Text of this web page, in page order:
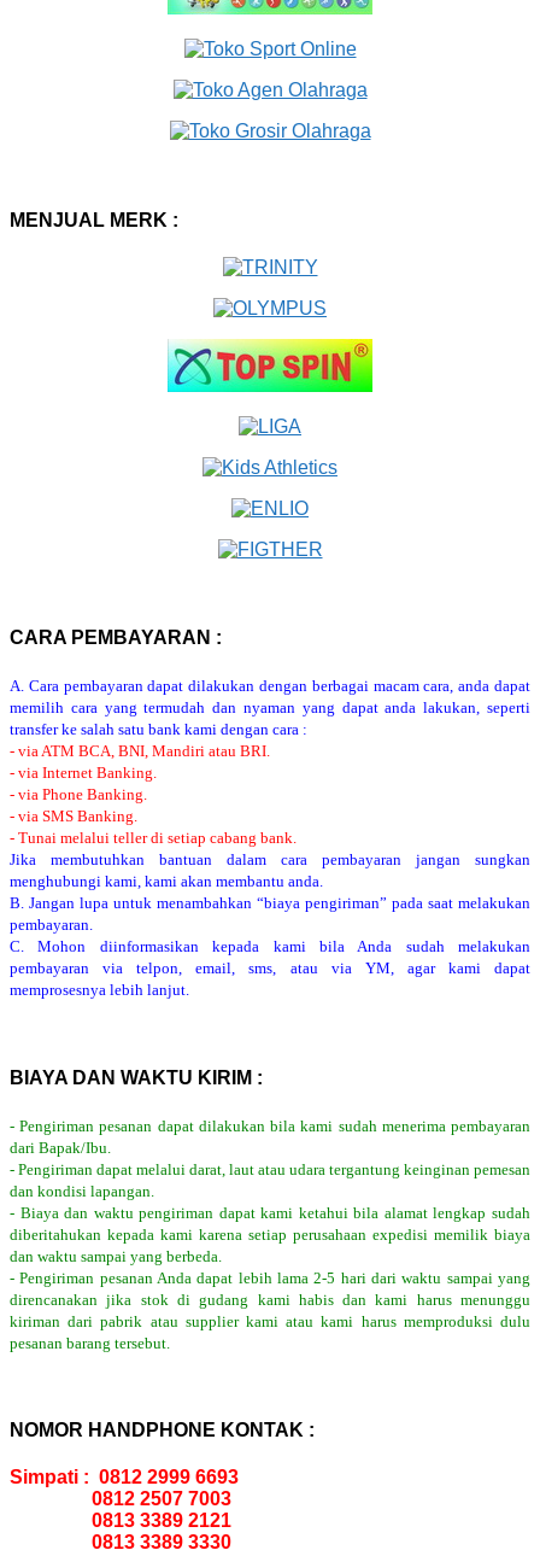
MENJUAL MERK :
CARA PEMBAYARAN :
A. Cara pembayaran dapat dilakukan dengan berbagai macam cara, anda dapat
memilih cara yang termudah dan nyaman yang dapat anda lakukan, seperti
transfer ke salah satu bank kami dengan cara :
- via ATM BCA, BNI, Mandiri atau BRI.
- via Internet Banking.
- via Phone Banking.
- via SMS Banking.
- Tunai melalui teller di setiap cabang bank.
Jika membutuhkan bantuan dalam cara pembayaran jangan sungkan
menghubungi kami, kami akan membantu anda.
B. Jangan lupa untuk menambahkan “biaya pengiriman” pada saat melakukan
pembayaran.
C. Mohon diinformasikan kepada kami bila Anda sudah melakukan
pembayaran via telpon, email, sms, atau via YM, agar kami dapat
memprosesnya lebih lanjut.
BIAYA DAN WAKTU KIRIM :
- Pengiriman pesanan dapat dilakukan bila kami sudah menerima pembayaran
dari Bapak/Ibu.
- Pengiriman dapat melalui darat, laut atau udara tergantung keinginan pemesan
dan kondisi lapangan.
- Biaya dan waktu pengiriman dapat kami ketahui bila alamat lengkap sudah
diberitahukan kepada kami karena setiap perusahaan expedisi memilik biaya
dan waktu sampai yang berbeda.
- Pengiriman pesanan Anda dapat lebih lama 2-5 hari dari waktu sampai yang
direncanakan jika stok di gudang kami habis dan kami harus menunggu
kiriman dari pabrik atau supplier kami atau kami harus memproduksi dulu
pesanan barang tersebut.
NOMOR HANDPHONE KONTAK :
Simpati : 0812 2999 6693
0812 2507 7003
0813 3389 2121
0813 3389 3330